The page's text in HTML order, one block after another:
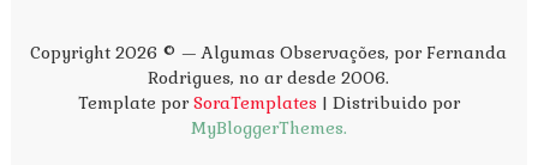
Copyright 2026 © — Algumas Observações, por Fernanda
Rodrigues, no ar desde 2006.
Template porSoraTemplates | Distribuido por
MyBloggerThemes.